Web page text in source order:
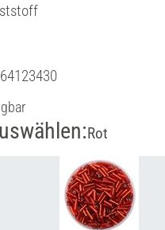
64123430
Rot